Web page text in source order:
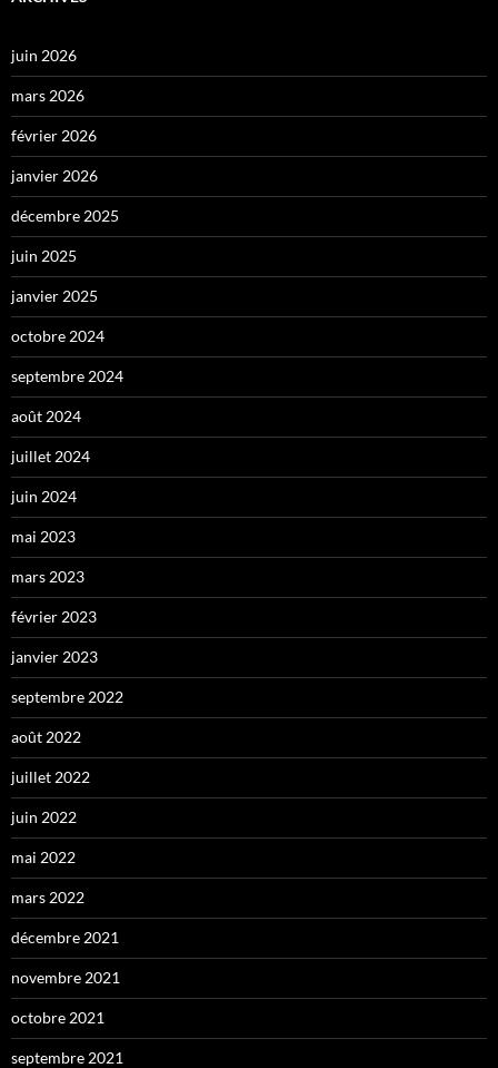
juin 2026
mars 2026
février 2026
janvier 2026
décembre 2025
juin 2025
janvier 2025
octobre 2024
septembre 2024
août 2024
juillet 2024
juin 2024
mai 2023
mars 2023
février 2023
janvier 2023
septembre 2022
août 2022
juillet 2022
juin 2022
mai 2022
mars 2022
décembre 2021
novembre 2021
octobre 2021
septembre 2021